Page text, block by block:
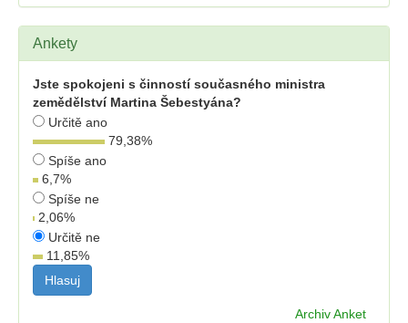
Ankety
Jste spokojeni s činností současného ministra
zemědělství Martina Šebestyána?
Určitě ano
79,38%
Spíše ano
6,7%
Spíše ne
2,06%
Určitě ne
11,85%
Archiv Anket